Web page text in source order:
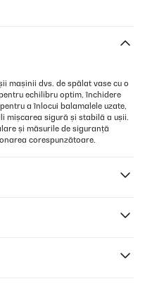
mașinii dvs. de spălat vase cu o
echilibru optim, închidere
a înlocui balamalele uzate,
mișcarea sigură și stabilă a ușii.
și măsurile de siguranță
corespunzătoare.